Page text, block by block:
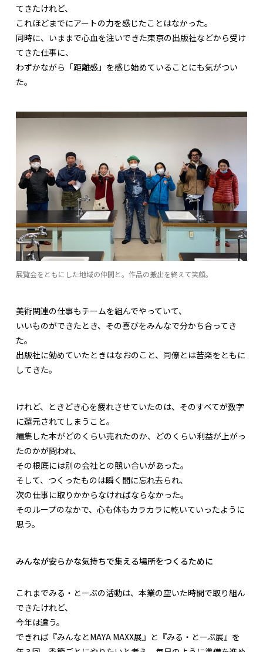
てきたけれど、
これほどまでにアートの力を感じたことはなかった。
同時に、いままで心血を注いできた東京の出版社などから受け
てきた仕事に、
わずかながら「距離感」を感じ始めていることにも気がつい
た。
展覧会をともにした地域の仲間と。作品の搬出を終えて笑顔。
美術関連の仕事もチームを組んでやっていて、
いいものができたとき、その喜びをみんなで分かち合ってき
た。
出版社に勤めていたときはなおのこと、同僚とは苦楽をともに
してきた。
けれど、ときどき心を疲れさせていたのは、そのすべてが数字
に還元されてしまうこと。
編集した本がどのくらい売れたのか、どのくらい利益が上がっ
たのかが問われ、
その根底には別の会社との競い合いがあった。
そして、つくったものは瞬く間に忘れ去られ、
次の仕事に取りかからなければならなかった。
そのループのなかで、心も体もカラカラに乾いていったように
思う。
みんなが安らかな気持ちで集える場所をつくるために
これまでみる・とーぶの活動は、本業の空いた時間で取り組ん
できたけれど、
今年は違う。
できれば『みんなとMAYA MAXX展』と『みる・とーぶ展』を